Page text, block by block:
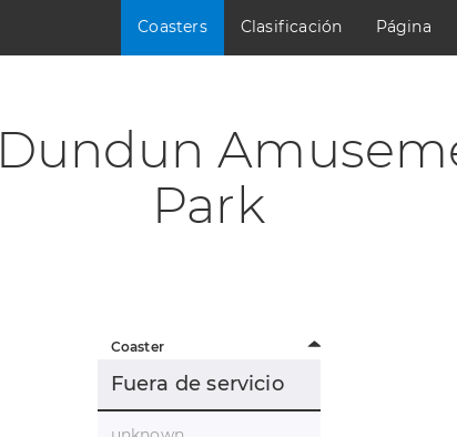
Coasters Clasificación Página
Dundun
Park
Coaster
Fuera de servicio